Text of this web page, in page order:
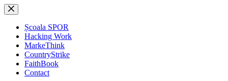
Sari
la
conținutȘcoala SPOR
Hacking Work
MarkeThink
CountryStrike
FaithBook
Contact